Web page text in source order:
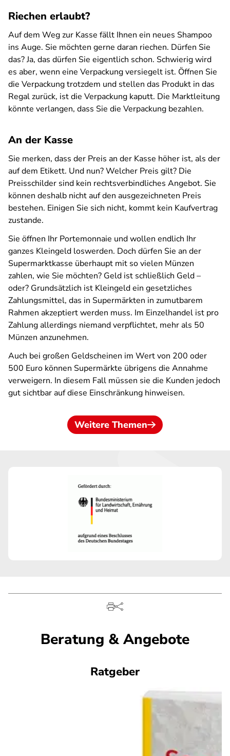
Riechen erlaubt?
Auf dem Weg zur Kasse fällt Ihnen ein neues Shampoo
ins Auge. Sie möchten gerne daran riechen. Dürfen Sie
das? Ja, das dürfen Sie eigentlich schon. Schwierig wird
es aber, wenn eine Verpackung versiegelt ist. Öffnen Sie
die Verpackung trotzdem und stellen das Produkt in das
Regal zurück, ist die Verpackung kaputt. Die Marktleitung
könnte verlangen, dass Sie die Verpackung bezahlen.
An der Kasse
Sie merken, dass der Preis an der Kasse höher ist, als der
auf dem Etikett. Und nun? Welcher Preis gilt? Die
Preisschilder sind kein rechtsverbindliches Angebot. Sie
können deshalb nicht auf den ausgezeichneten Preis
bestehen. Einigen Sie sich nicht, kommt kein Kaufvertrag
zustande.
Sie öffnen Ihr Portemonnaie und wollen endlich Ihr
ganzes Kleingeld loswerden. Doch dürfen Sie an der
Supermarktkasse überhaupt mit so vielen Münzen
zahlen, wie Sie möchten? Geld ist schließlich Geld –
oder? Grundsätzlich ist Kleingeld ein gesetzliches
Zahlungsmittel, das in Supermärkten in zumutbarem
Rahmen akzeptiert werden muss. Im Einzelhandel ist pro
Zahlung allerdings niemand verpflichtet, mehr als 50
Münzen anzunehmen.
Auch bei großen Geldscheinen im Wert von 200 oder
500 Euro können Supermärkte übrigens die Annahme
verweigern. In diesem Fall müssen sie die Kunden jedoch
gut sichtbar auf diese Einschränkung hinweisen.
Weitere Themen
Beratung & Angebote
Ratgeber